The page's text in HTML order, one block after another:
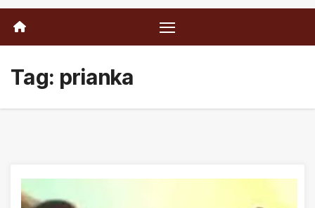
Tag: prianka